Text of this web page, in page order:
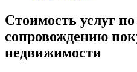
Стоимость услуг
сопровождению
недвижимости